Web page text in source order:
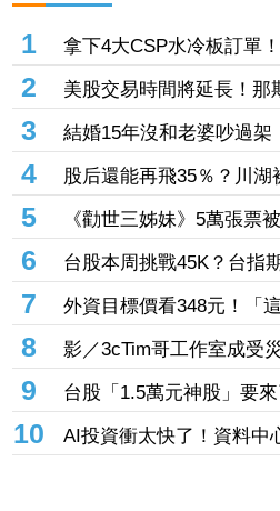
1
拿下4大CSP水冷板訂單
目標價上看3,580元 7月
2
美股交易時間將延長！那
天上路 每日僅休市1小時
3
結婚15年沒和老婆吵過
名下 曝婚姻保鮮秘訣
4
股后還能再飛35％？川湖
價 毛利率更狂「上看90
5
《勸世三姊妹》5萬張票
劇 有望邁向百老匯舞台
6
台股本周挑戰45K？台
營收成關鍵
7
外資目標價看348元！「
突破百億元 狠砸14億元
8
影／3cTim哥工作室成受
泡水 崩潰畫面曝
9
台股「1.5萬元神股」要
價狂升155％創外資天價
10
AI投資衝太快了！資料
羅警告：投資反轉恐重演